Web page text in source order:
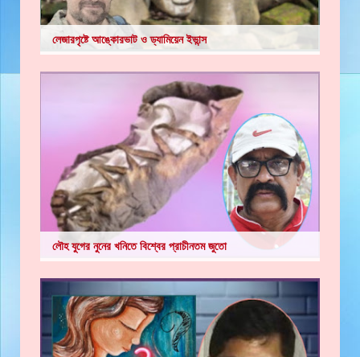
লেজারপৃষ্টে আঙ্কোরভাট ও ড্যামিয়েন ইভান্স
লৌহ যুগের নুনের খনিতে বিশ্বের প্রাচীনতম জুতো